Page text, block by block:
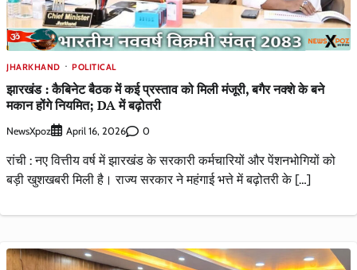
JHARKHAND POLITICAL
झारखंड : कैबिनेट बैठक में कई प्रस्ताव को मिली मंजूरी, बगैर नक्शे के बने
मकान होंगे नियमित; DA में बढ़ोतरी
NewsXpoz April 16, 2026 0
रांची : नए वित्तीय वर्ष में झारखंड के सरकारी कर्मचारियों और पेंशनभोगियों को
बड़ी खुशखबरी मिली है। राज्य सरकार ने महंगाई भत्ते में बढ़ोतरी के […]